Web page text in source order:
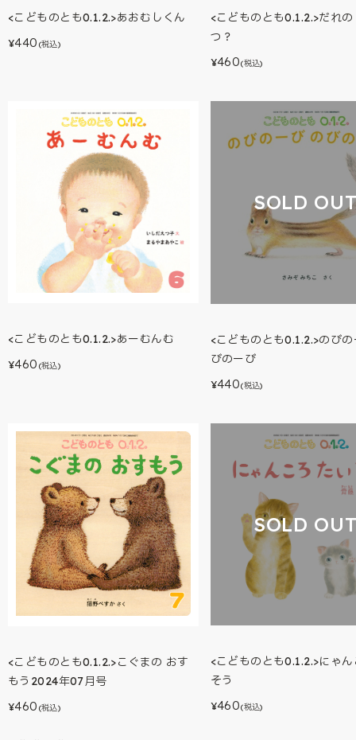
<こどものとも0.1.2.>あおむしくん
¥440 (税込)
<こどものとも0.1.2.>だれ
つ？
¥460(税込)
<こどものとも0.1.2.>あーむんむ
¥460 (税込)
SOLD
<こどものとも0.1.2.>のび
びのーび
¥440(税込)
<こどものとも0.1.2.>こぐまの おす
もう2024年07月号
¥460 (税込)
SOLD
<こどものとも0.1.2.>にゃ
そう
¥460(税込)